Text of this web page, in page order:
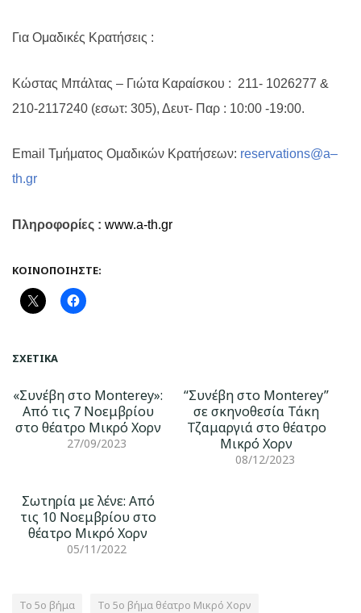
Για Ομαδικές Κρατήσεις :
Κώστας Μπάλτας – Γιώτα Καραίσκου : 211- 1026277 &
210-2117240 (εσωτ: 305), Δευτ- Παρ : 10:00 -19:00.
Εmail Τμήματος Ομαδικών Κρατήσεων: reservations@a–
th.gr
Πληροφορίες : www.a-th.gr
ΚΟΙΝΟΠΟΙΉΣΤΕ:
ΣΧΕΤΙΚΆ
«Συνέβη στο Monterey»:
Από τις 7 Νοεμβρίου
στο θέατρο Μικρό Χορν
27/09/2023
“Συνέβη στο Monterey”
σε σκηνοθεσία Τάκη
Τζαμαργιά στο θέατρο
Μικρό Χορν
08/12/2023
Σωτηρία με λένε: Από
τις 10 Νοεμβρίου στο
θέατρο Μικρό Χορν
05/11/2022
To 5ο βήμα To 5ο βήμα θέατρο Μικρό Χορν